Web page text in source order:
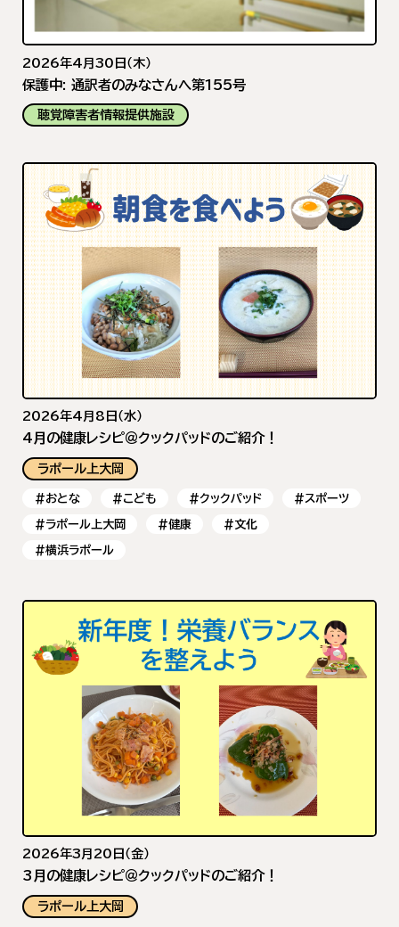
2026年4月30日（木）
保護中: 通訳者のみなさんへ第155号
聴覚障害者情報提供施設
2026年4月8日（水）
4月の健康レシピ＠クックパッドのご紹介！
ラポール上大岡
#おとな #こども #クックパッド #スポーツ
#ラポール上大岡 #健康 #文化
#横浜ラポール
2026年3月20日（金）
3月の健康レシピ＠クックパッドのご紹介！
ラポール上大岡